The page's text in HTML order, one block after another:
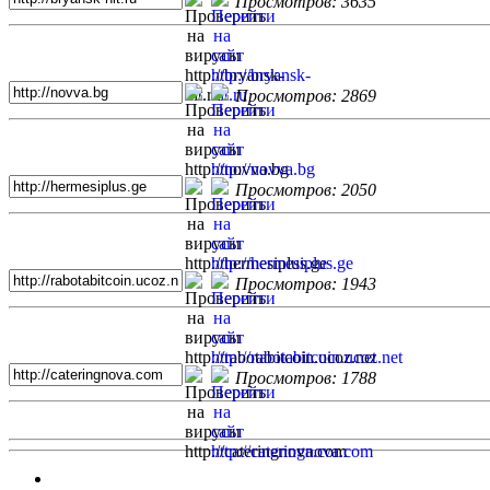
Просмотров: 2869
Просмотров: 2050
Просмотров: 1943
Просмотров: 1788